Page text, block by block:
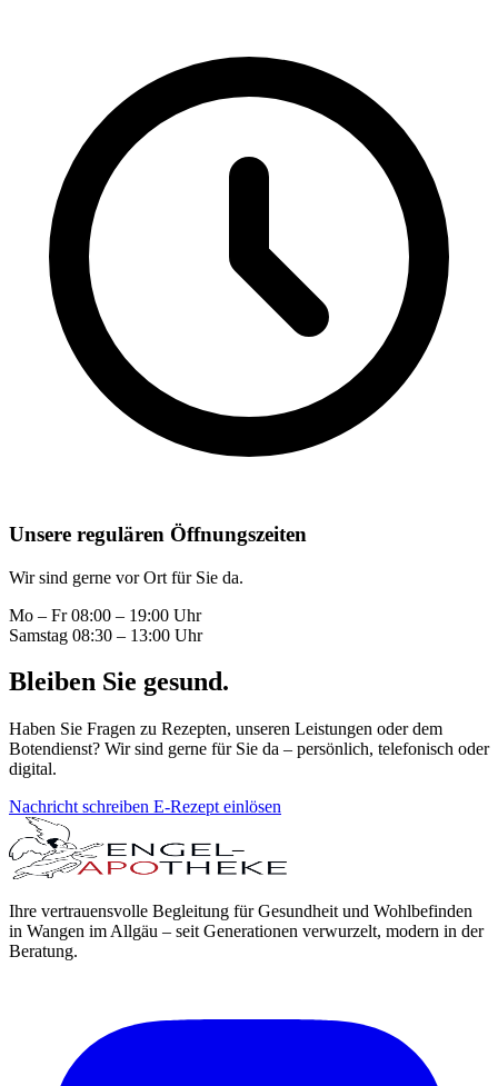
Unsere regulären Öffnungszeiten
Wir sind gerne vor Ort für Sie da.
Mo – Fr 08:00 – 19:00 Uhr
Samstag 08:30 – 13:00 Uhr
Bleiben Sie gesund.
Haben Sie Fragen zu Rezepten, unseren Leistungen oder dem
Botendienst? Wir sind gerne für Sie da – persönlich, telefonisch oder
digital.
Nachricht schreiben E-Rezept einlösen
Ihre vertrauensvolle Begleitung für Gesundheit und Wohlbefinden
in Wangen im Allgäu – seit Generationen verwurzelt, modern in der
Beratung.